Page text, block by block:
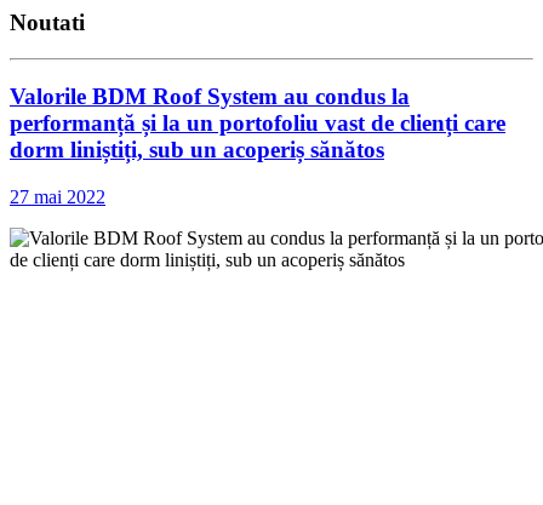
Noutati
Valorile BDM Roof System au condus la
performanță și la un portofoliu vast de clienți care
dorm liniștiți, sub un acoperiș sănătos
27 mai 2022